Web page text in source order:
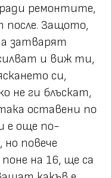
ремонтите,
после. Защото,
затварят
и виж ти,
си,
не ги блъскат,
оставени по
е още по-
повече
на 16, ще са